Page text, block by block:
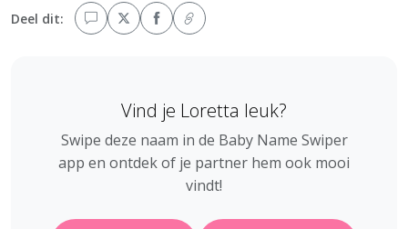
Deel dit:
Vind je Loretta leuk?
Swipe deze naam in de Baby Name Swiper
app en ontdek of je partner hem ook mooi
vindt!